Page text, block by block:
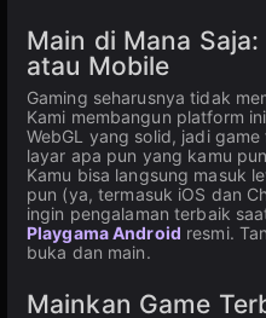
Main di Mana
atau Mobile
Gaming seharusnya tidak
Kami membangun platform
WebGL yang solid, jadi
layar apa pun yang kamu
Kamu bisa langsung masuk
pun (ya, termasuk iOS dan
ingin pengalaman terbaik
Playgama Android resmi.
buka dan main.
Mainkan Game